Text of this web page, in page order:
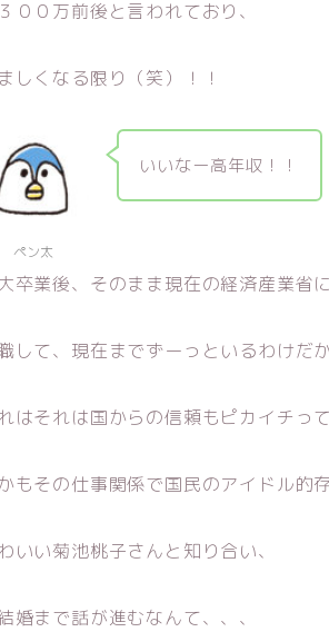
００万前後と言われており、
しくなる限り（笑）！！
ペン太
いいなー高年収！！
卒業後、そのまま現在の経済産業省に
して、現在までずーっといるわけだか
はそれは国からの信頼もピカイチっ
もその仕事関係で国民のアイドル的
いい菊池桃子さんと知り合い、
婚まで話が進むなんて、、、